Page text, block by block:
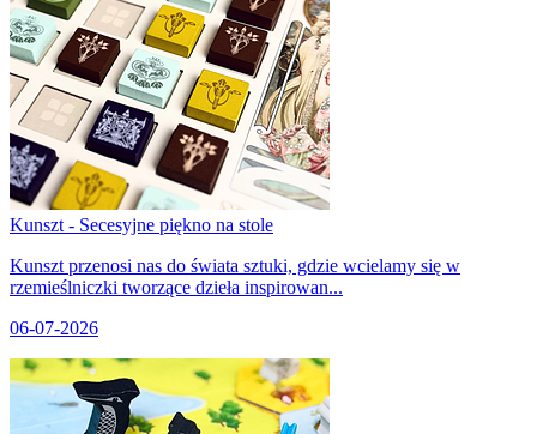
Kunszt - Secesyjne piękno na stole
Kunszt przenosi nas do świata sztuki, gdzie wcielamy się w
rzemieślniczki tworzące dzieła inspirowan...
06-07-2026